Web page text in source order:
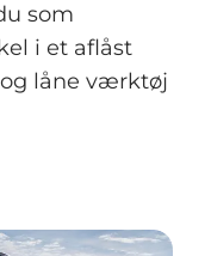
som
i et aflåst
låne værktøj